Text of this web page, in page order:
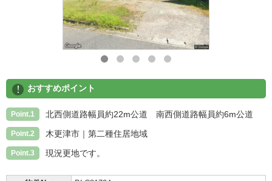
! おすすめポイント
Point.1 北西側道路幅員約22m公道 南西側道路幅員約6m公道
Point.2 木更津市｜第二種住居地域
Point.3 現況更地です。